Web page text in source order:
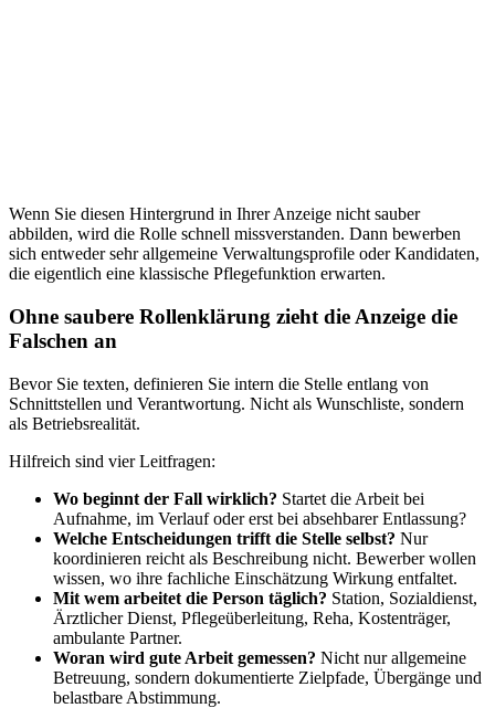
Wenn Sie diesen Hintergrund in Ihrer Anzeige nicht sauber
abbilden, wird die Rolle schnell missverstanden. Dann bewerben
sich entweder sehr allgemeine Verwaltungsprofile oder Kandidaten,
die eigentlich eine klassische Pflegefunktion erwarten.
Ohne saubere Rollenklärung zieht die Anzeige die
Falschen an
Bevor Sie texten, definieren Sie intern die Stelle entlang von
Schnittstellen und Verantwortung. Nicht als Wunschliste, sondern
als Betriebsrealität.
Hilfreich sind vier Leitfragen:
Wo beginnt der Fall wirklich? Startet die Arbeit bei
Aufnahme, im Verlauf oder erst bei absehbarer Entlassung?
Welche Entscheidungen trifft die Stelle selbst? Nur
koordinieren reicht als Beschreibung nicht. Bewerber wollen
wissen, wo ihre fachliche Einschätzung Wirkung entfaltet.
Mit wem arbeitet die Person täglich? Station, Sozialdienst,
Ärztlicher Dienst, Pflegeüberleitung, Reha, Kostenträger,
ambulante Partner.
Woran wird gute Arbeit gemessen? Nicht nur allgemeine
Betreuung, sondern dokumentierte Zielpfade, Übergänge und
belastbare Abstimmung.